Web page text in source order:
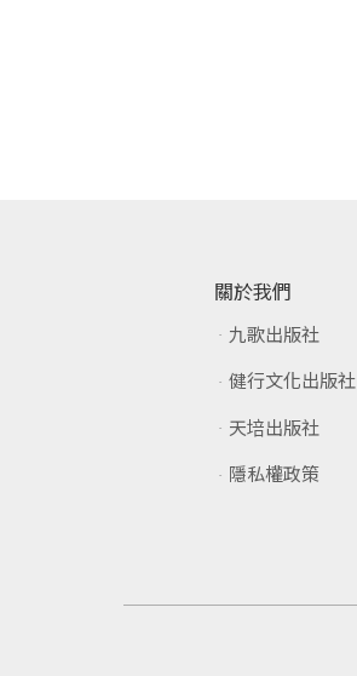
關於我們
九歌出版社
健行文化出版社
天培出版社
隱私權政策